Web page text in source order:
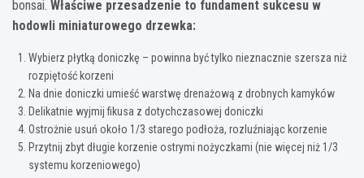
bonsai. Właściwe przesadzenie to fundament sukcesu w
hodowli miniaturowego drzewka:
Wybierz płytką doniczkę – powinna być tylko nieznacznie szersza niż
rozpiętość korzeni
Na dnie doniczki umieść warstwę drenażową z drobnych kamyków
Delikatnie wyjmij fikusa z dotychczasowej doniczki
Ostrożnie usuń około 1/3 starego podłoża, rozluźniając korzenie
Przytnij zbyt długie korzenie ostrymi nożyczkami (nie więcej niż 1/3
systemu korzeniowego)